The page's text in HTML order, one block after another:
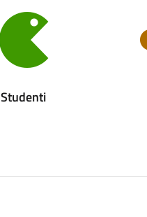
Studenti